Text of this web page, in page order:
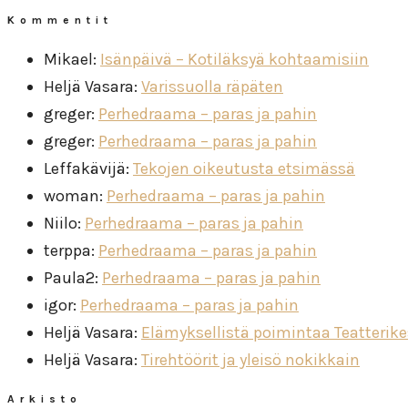
Kommentit
Mikael: Isänpäivä – Kotiläksyä kohtaamisiin
Heljä Vasara: Varissuolla räpäten
greger: Perhedraama – paras ja pahin
greger: Perhedraama – paras ja pahin
Leffakävijä: Tekojen oikeutusta etsimässä
woman: Perhedraama – paras ja pahin
Niilo: Perhedraama – paras ja pahin
terppa: Perhedraama – paras ja pahin
Paula2: Perhedraama – paras ja pahin
igor: Perhedraama – paras ja pahin
Heljä Vasara: Elämyksellistä poimintaa
Heljä Vasara: Tirehtöörit ja yleisö nokikkain
Arkisto